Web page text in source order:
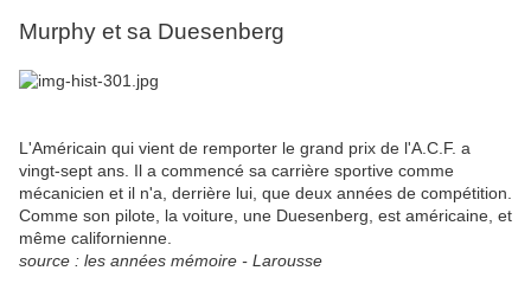
Murphy et sa Duesenberg
L'Américain qui vient de remporter le grand prix de l'A.C.F. a
vingt-sept ans. Il a commencé sa carrière sportive comme
mécanicien et il n'a, derrière lui, que deux années de compétition.
Comme son pilote, la voiture, une Duesenberg, est américaine, et
même californienne.
source : les années mémoire - Larousse